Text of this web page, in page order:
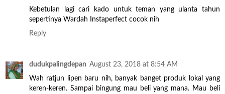
Kebetulan lagi cari kado untuk teman yang ulanta tahun
sepertinya Wardah Instaperfect cocok nih
Reply
dudukpalingdepan August 23, 2018 at 8:54 AM
Wah ratjun lipen baru nih, banyak banget produk lokal yang
keren-keren. Sampai bingung mau beli yang mana. Mau beli